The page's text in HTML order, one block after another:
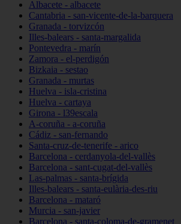
Albacete - albacete
Cantabria - san-vicente-de-la-barquera
Granada - torvizcón
Illes-balears - santa-margalida
Pontevedra - marín
Zamora - el-perdigón
Bizkaia - sestao
Granada - murtas
Huelva - isla-cristina
Huelva - cartaya
Girona - l39escala
A-coruña - a-coruña
Cádiz - san-fernando
Santa-cruz-de-tenerife - arico
Barcelona - cerdanyola-del-vallès
Barcelona - sant-cugat-del-vallès
Las-palmas - santa-brígida
Illes-balears - santa-eulària-des-riu
Barcelona - mataró
Murcia - san-javier
Barcelona - santa-coloma-de-gramenet